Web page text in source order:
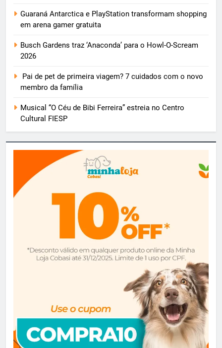
Guaraná Antarctica e PlayStation transformam shopping
em arena gamer gratuita
Busch Gardens traz ‘Anaconda’ para o Howl-O-Scream
2026
Pai de pet de primeira viagem? 7 cuidados com o novo
membro da família
Musical “O Céu de Bibi Ferreira” estreia no Centro
Cultural FIESP